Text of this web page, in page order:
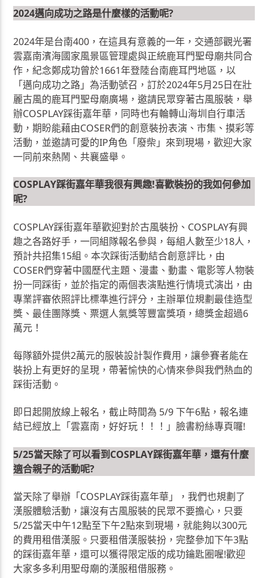
2024邁向成功之路是什麼樣的活動呢?
2024年是台南400，在這具有意義的一年，交通部觀光署
雲嘉南濱海國家風景區管理處與正統鹿耳門聖母廟共同合
作，紀念鄭成功曾於1661年登陸台南鹿耳門地區，以
「邁向成功之路」為活動號召，訂於2024年5月25日在壯
麗古風的鹿耳門聖母廟廣場，邀請民眾穿著古風服裝，舉
辦COSPLAY踩街嘉年華，同時也有輪轉山海圳自行車活
動，期盼能藉由COSER們的創意裝扮表演、市集、摸彩等
活動，並邀請可愛的IP角色「廢柴」來到現場，歡迎大家
一同前來熱鬧、共襄盛舉。
COSPLAY踩街嘉年華我很有興趣!喜歡裝扮的我如何參加
呢?
COSPLAY踩街嘉年華歡迎對於古風裝扮、COSPLAY有興
趣之各路好手，一同組隊報名參與，每組人數至少18人，
預計共招集15組。本次踩街活動結合創意評比，由
COSER們穿著中國歷代主題、漫畫、動畫、電影等人物裝
扮一同踩街，並於指定的兩個表演點進行情境式演出，由
專業評審依照評比標準進行評分，主辦單位規劃最佳造型
獎、最佳團隊獎、票選人氣獎等豐富獎項，總獎金超過6
萬元！
每隊額外提供2萬元的服裝設計製作費用，讓參賽者能在
裝扮上有更好的呈現，帶著愉快的心情來參與我們熱血的
踩街活動。
即日起開放線上報名，截止時間為 5/9 下午6點，報名連
結已經放上「雲嘉南，好好玩！！！」臉書粉絲專頁囉!
5/25當天除了可以看到COSPLAY踩街嘉年華，還有什麼
適合親子的活動呢?
當天除了舉辦「COSPLAY踩街嘉年華」，我們也規劃了
漢服體驗活動，讓沒有古風服裝的民眾不要擔心，只要
5/25當天中午12點至下午2點來到現場，就能夠以300元
的費用租借漢服。只要租借漢服裝扮，完整參加下午3點
的踩街嘉年華，還可以獲得限定版的成功鑰匙圈喔!歡迎
大家多多利用聖母廟的漢服租借服務。